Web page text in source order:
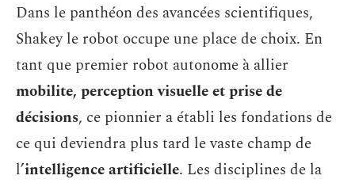
Dans le panthéon des avancées scientifiques,
Shakey le robot occupe une place de choix. En
tant que premier robot autonome à allier
mobilite, perception visuelle et prise de
décisions, ce pionnier a établi les fondations de
ce qui deviendra plus tard le vaste champ de
l’intelligence artificielle. Les disciplines de la